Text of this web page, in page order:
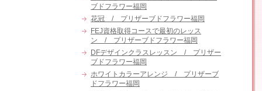
ブドフラワー福岡
花冠 / プリザーブドフラワー福岡
FEJ資格取得コースで最初のレッス
ン / プリザーブドフラワー福岡
DFデザインクラスレッスン / プリザー
ブドフラワー福岡
ホワイトカラーアレンジ / プリザーブ
ドフラワー福岡